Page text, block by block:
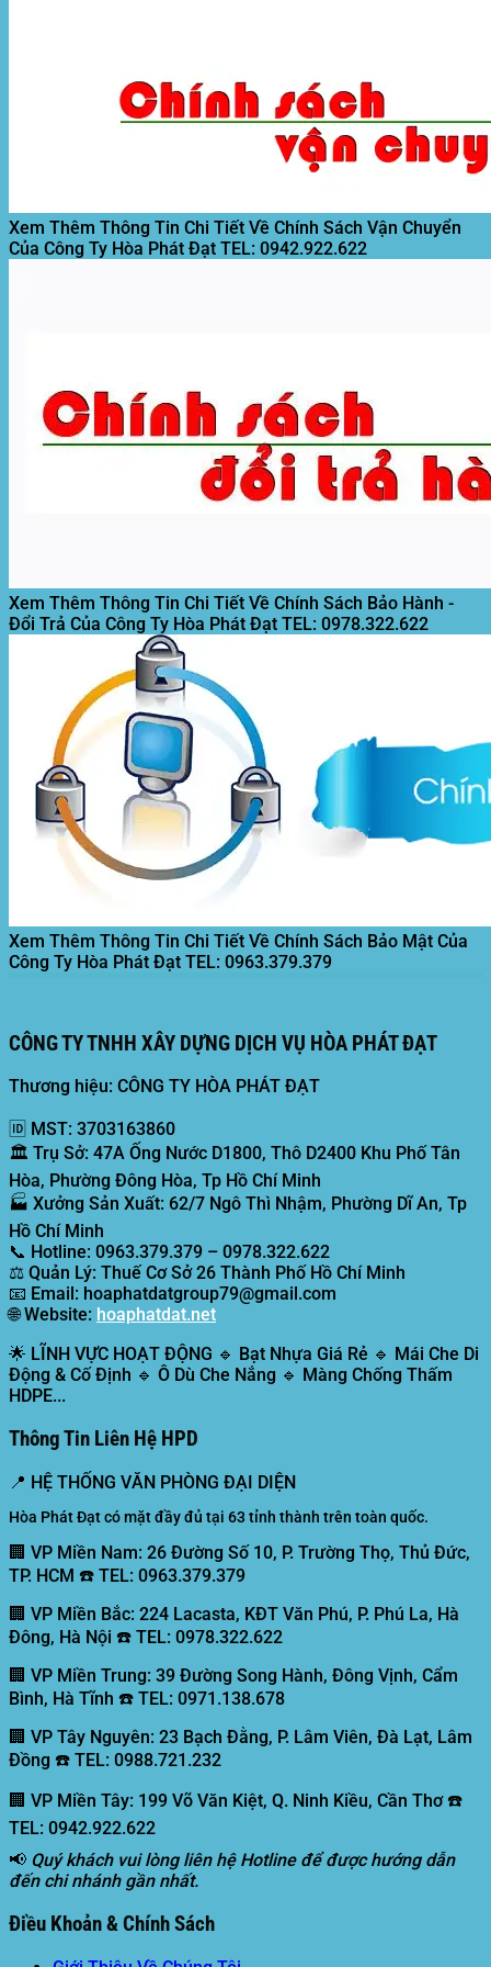
Xem Thêm Thông Tin Chi Tiết Về Chính Sách Vận Chuyển
Của Công Ty Hòa Phát Đạt TEL: 0942.922.622
Xem Thêm Thông Tin Chi Tiết Về Chính Sách Bảo Hành -
Đổi Trả Của Công Ty Hòa Phát Đạt TEL: 0978.322.622
Xem Thêm Thông Tin Chi Tiết Về Chính Sách Bảo Mật Của
Công Ty Hòa Phát Đạt TEL: 0963.379.379
CÔNG TY TNHH XÂY DỰNG DỊCH VỤ HÒA PHÁT ĐẠT
Thương hiệu: CÔNG TY HÒA PHÁT ĐẠT
🆔 MST: 3703163860
🏛️ Trụ Sở: 47A Ống Nước D1800, Thô D2400 Khu Phố Tân
Hòa, Phường Đông Hòa, Tp Hồ Chí Minh
🏭 Xưởng Sản Xuất: 62/7 Ngô Thì Nhậm, Phường Dĩ An, Tp
Hồ Chí Minh
📞 Hotline: 0963.379.379 – 0978.322.622
⚖️ Quản Lý: Thuế Cơ Sở 26 Thành Phố Hồ Chí Minh
📧 Email: hoaphatdatgroup79@gmail.com
🌐Website: hoaphatdat.net
🌟 LĨNH VỰC HOẠT ĐỘNG 🔹 Bạt Nhựa Giá Rẻ 🔹 Mái Che Di
Động & Cố Định 🔹 Ô Dù Che Nắng 🔹 Màng Chống Thấm
HDPE...
Thông Tin Liên Hệ HPD
📍 HỆ THỐNG VĂN PHÒNG ĐẠI DIỆN
Hòa Phát Đạt có mặt đầy đủ tại 63 tỉnh thành trên toàn quốc.
🏢 VP Miền Nam: 26 Đường Số 10, P. Trường Thọ, Thủ Đức,
TP. HCM ☎️ TEL: 0963.379.379
🏢 VP Miền Bắc: 224 Lacasta, KĐT Văn Phú, P. Phú La, Hà
Đông, Hà Nội ☎️ TEL: 0978.322.622
🏢 VP Miền Trung: 39 Đường Song Hành, Đông Vịnh, Cẩm
Bình, Hà Tĩnh ☎️ TEL: 0971.138.678
🏢 VP Tây Nguyên: 23 Bạch Đằng, P. Lâm Viên, Đà Lạt, Lâm
Đồng ☎️ TEL: 0988.721.232
🏢 VP Miền Tây: 199 Võ Văn Kiệt, Q. Ninh Kiều, Cần Thơ ☎️
TEL: 0942.922.622
📢 Quý khách vui lòng liên hệ Hotline để được hướng dẫn
đến chi nhánh gần nhất.
Điều Khoản & Chính Sách